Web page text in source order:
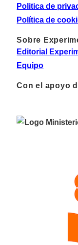
Politica de
Política de
Sobre
Editorial
Equipo
Con el apoyo